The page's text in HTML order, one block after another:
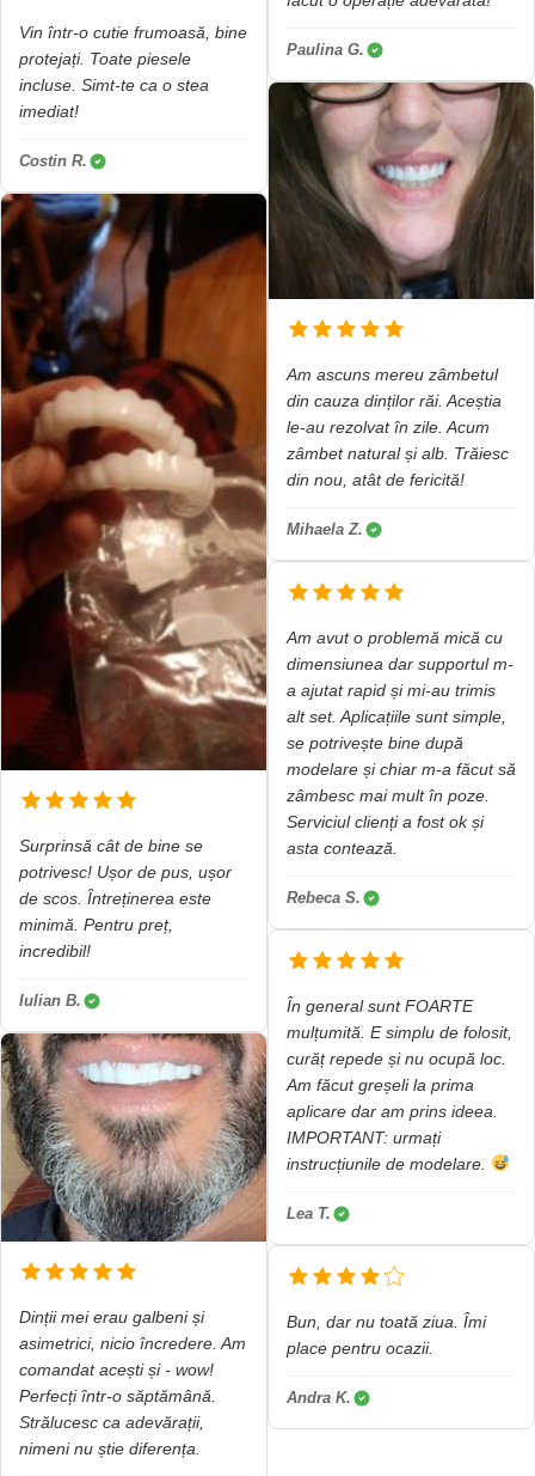
Vin într-o cutie frumoasă, bine
protejați. Toate piesele
incluse. Simt-te ca o stea
imediat!
Costin R.
Surprinsă cât de bine se
potrivesc! Ușor de pus, ușor
de scos. Întreținerea este
minimă. Pentru preț,
incredibil!
Iulian B.
Dinții mei erau galbeni și
asimetrici, nicio încredere. Am
comandat acești și - wow!
Perfecți într-o săptămână.
Strălucesc ca adevărații,
nimeni nu știe diferența.
Paulina G.
Am ascuns mereu zâmbetul
din cauza dinților răi. Aceștia
le-au rezolvat în zile. Acum
zâmbet natural și alb. Trăiesc
din nou, atât de fericită!
Mihaela Z.
Am avut o problemă mică cu
dimensiunea dar supportul m-
a ajutat rapid și mi-au trimis
alt set. Aplicațiile sunt simple,
se potrivește bine după
modelare și chiar m-a făcut să
zâmbesc mai mult în poze.
Serviciul clienți a fost ok și
asta contează.
Rebeca S.
În general sunt FOARTE
mulțumită. E simplu de folosit,
curăț repede și nu ocupă loc.
Am făcut greșeli la prima
aplicare dar am prins ideea.
IMPORTANT: urmați
instrucțiunile de modelare.
Lea T.
Bun, dar nu toată ziua. Îmi
place pentru ocazii.
Andra K.